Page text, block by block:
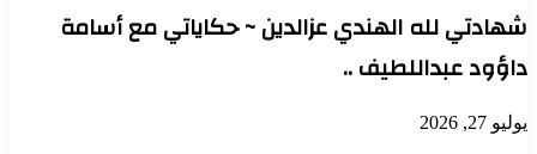
شهادتي لله الهندي عزالدين ~ حكاياتي مع أسامة
داؤود عبداللطيف ..
يوليو 27, 2026